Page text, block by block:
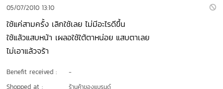
05/07/2010 13:10
ใช้แค่สามครั้ง เลิกใช้เลย ไม่มีอะไรดีขึ้น
ใช้แล้วแสบหน้า เผลอใช้ใต้ตาหน่อย แสบตาเลย
ไม่เอาแล้วจร้า
Benefit received : -
Shopped at : ร้านค้าของแบรนด์